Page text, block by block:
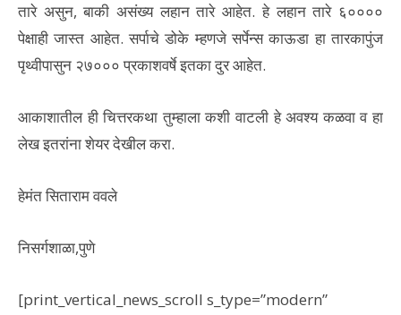
तारे असुन, बाकी असंख्य लहान तारे आहेत. हे लहान तारे ६००००
पेक्षाही जास्त आहेत. सर्पाचे डोके म्हणजे सर्पेन्स काऊडा हा तारकापुंज
पृथ्वीपासुन २७००० प्रकाशवर्षे इतका दुर आहेत.
आकाशातील ही चित्तरकथा तुम्हाला कशी वाटली हे अवश्य कळवा व हा
लेख इतरांना शेयर देखील करा.
हेमंत सिताराम ववले
निसर्गशाळा,पुणे
[print_vertical_news_scroll s_type=”modern”